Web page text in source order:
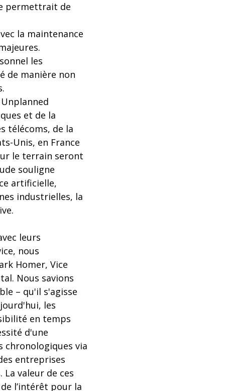
permettrait de
la maintenance
les
de manière non
et de la
télécoms, de la
Unis, en France
le terrain seront
souligne
artificielle,
industrielles, la
leurs
nous
Homer, Vice
Nous savions
– qu'il s'agisse
les
en temps
d'une
chronologiques via
entreprises
valeur de ces
l’intérêt pour la